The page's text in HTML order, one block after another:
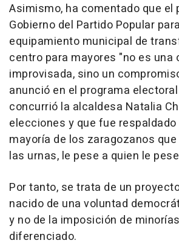
Asimismo, ha comentado que el
Gobierno del Partido Popular
equipamiento municipal de
centro para mayores "no es una
improvisada, sino un
anunció en el programa
concurrió la alcaldesa Natalia
elecciones y que fue
mayoría de los zaragozanos
las urnas, le pese a quien le
Por tanto, se trata de un
nacido de una voluntad
y no de la imposición de
diferenciado.